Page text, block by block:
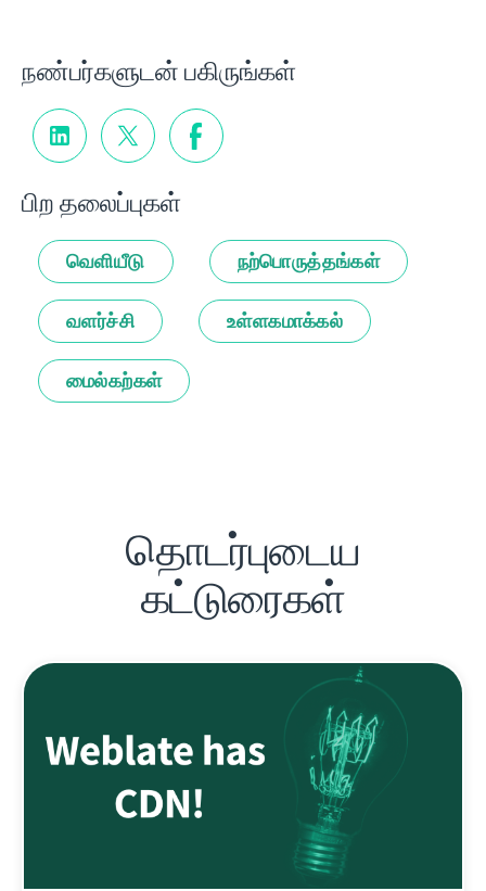
நண்பர்களுடன் பகிருங்கள்
பிற தலைப்புகள்
வெளியீடு நற்பொருத்தங்கள்
வளர்ச்சி உள்ளகமாக்கல்
மைல்கற்கள்
தொடர்புடைய
கட்டுரைகள்